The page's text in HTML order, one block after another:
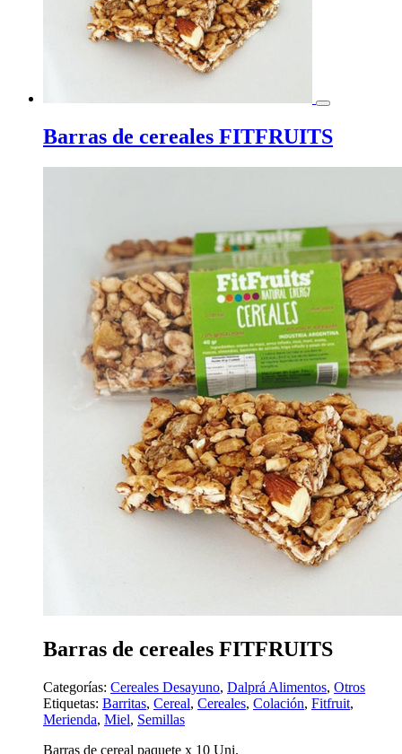
Barras de cereales FITFRUITS
Barras de cereales FITFRUITS
Categorías: Cereales Desayuno, Dalprá Alimentos, Otros
Etiquetas: Barritas, Cereal, Cereales, Colación, Fitfruit,
Merienda, Miel, Semillas
Barras de cereal paquete x 10 Uni.